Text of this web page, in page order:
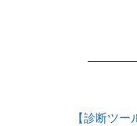
【診断ツ